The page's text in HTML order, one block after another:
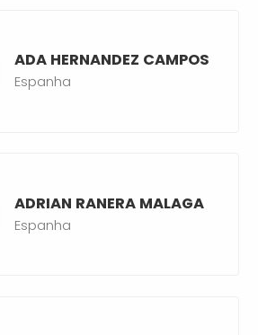
ADA HERNANDEZ CAMPOS
Espanha
ADRIAN RANERA MALAGA
Espanha